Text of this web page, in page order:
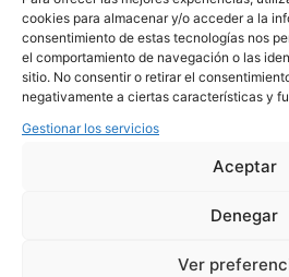
cookies para almacenar y/o acceder a la
consentimiento de estas tecnologías nos
el comportamiento de navegación o las
sitio. No consentir o retirar el
negativamente a ciertas características y
Gestionar los servicios
Aceptar
Denegar
Ver
Cuchillo “Facón Verijero”,
mediados del siglo XX –
Argentina